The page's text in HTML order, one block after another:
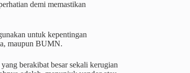
demi memastikan
untuk kepentingan
maupun BUMN.
berakibat besar sekali kerugian